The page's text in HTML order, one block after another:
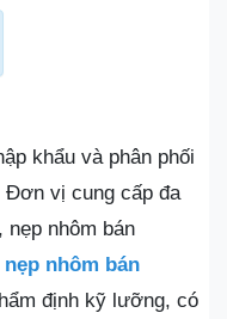
khẩu và phân phối
vị cung cấp đa
nẹp nhôm bán
nhôm bán
định kỹ lưỡng, có